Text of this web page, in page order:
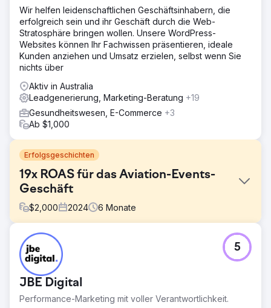
Wir helfen leidenschaftlichen Geschäftsinhabern, die
erfolgreich sein und ihr Geschäft durch die Web-
Stratosphäre bringen wollen. Unsere WordPress-
Websites können Ihr Fachwissen präsentieren, ideale
Kunden anziehen und Umsatz erzielen, selbst wenn Sie
nichts über
Aktiv in Australia
Leadgenerierung, Marketing-Beratung +19
Gesundheitswesen, E-Commerce +3
Ab $1,000
Erfolgsgeschichten
19x ROAS für das Aviation-Events-
Geschäft
$2,000 2024 6 Monate
Herausforderung
Dieser Kunde kam in den Monaten vor seinen beiden
wichtigsten Veranstaltungen zu JBE Digital und benötigte
Hilfe beim Ticketverkauf. Die Ticketverkäufe liefen gut,
aber sie brauchten dringend Wachstum und eine
Strategie von Profis, um dorthin zu gelangen.
JBE Digital
Performance-Marketing mit voller Verantwortlichkeit.
5